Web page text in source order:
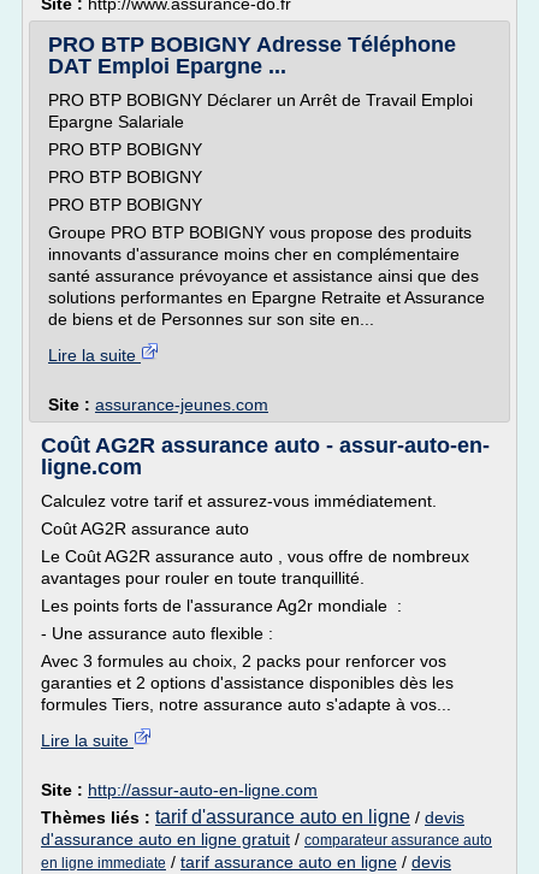
PRO BTP BOBIGNY Adresse Téléphone
DAT Emploi Epargne ...
PRO BTP BOBIGNY Déclarer un Arrêt de Travail Emploi
Epargne Salariale
PRO BTP BOBIGNY
PRO BTP BOBIGNY
PRO BTP BOBIGNY
Groupe PRO BTP BOBIGNY vous propose des produits
innovants d'assurance moins cher en complémentaire
santé assurance prévoyance et assistance ainsi que des
solutions performantes en Epargne Retraite et Assurance
de biens et de Personnes sur son site en...
Lire la suite
Site : assurance-jeunes.com
Coût AG2R assurance auto - assur-auto-en-
ligne.com
Calculez votre tarif et assurez-vous immédiatement.
Coût AG2R assurance auto
Le Coût AG2R assurance auto , vous offre de nombreux
avantages pour rouler en toute tranquillité.
Les points forts de l'assurance Ag2r mondiale :
- Une assurance auto flexible :
Avec 3 formules au choix, 2 packs pour renforcer vos
garanties et 2 options d'assistance disponibles dès les
formules Tiers, notre assurance auto s'adapte à vos...
Lire la suite
Site : http://assur-auto-en-ligne.com
Thèmes liés : tarif d'assurance auto en ligne / devis
d'assurance auto en ligne gratuit / comparateur assurance auto
en ligne immediate / tarif assurance auto en ligne / devis